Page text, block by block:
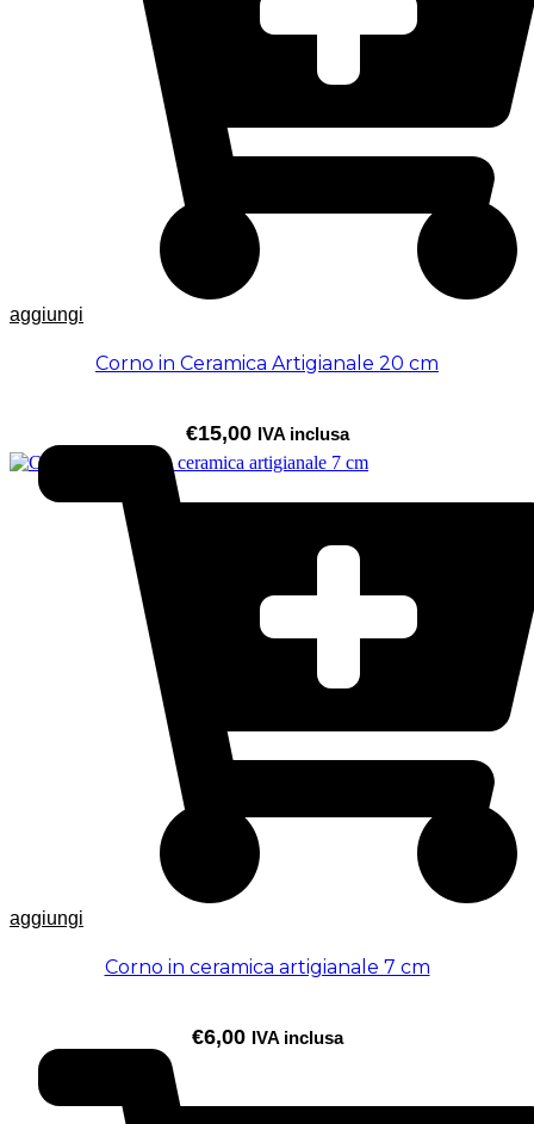
aggiungi
Corno in Ceramica Artigianale 20 cm
€15,00 IVA inclusa
aggiungi
Corno in ceramica artigianale 7 cm
€6,00 IVA inclusa